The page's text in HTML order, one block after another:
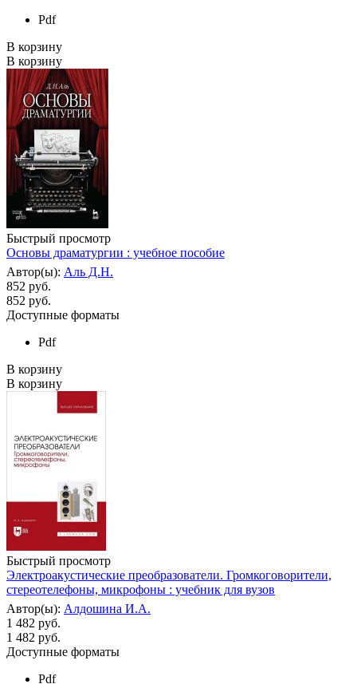
Pdf
В корзину
В корзину
Быстрый просмотр
Основы драматургии : учебное пособие
Автор(ы): Аль Д.Н.
852 руб.
852 руб.
Доступные форматы
Pdf
В корзину
В корзину
Быстрый просмотр
Электроакустические преобразователи. Громкоговорители,
стереотелефоны, микрофоны : учебник для вузов
Автор(ы): Алдошина И.А.
1 482 руб.
1 482 руб.
Доступные форматы
Pdf